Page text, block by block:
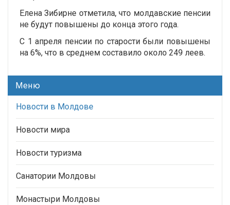
Елена Зибирне отметила, что молдавские пенсии
не будут повышены до конца этого года.
С 1 апреля пенсии по старости были повышены
на 6%, что в среднем составило около 249 леев.
Меню
Новости в Молдове
Новости мира
Новости туризма
Санатории Молдовы
Монастыри Молдовы